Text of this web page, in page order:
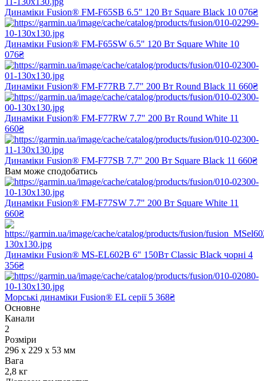
Динаміки Fusion® FM-F65SB 6.5" 120 Вт Square Black 10 076₴
Динаміки Fusion® FM-F65SW 6.5" 120 Вт Square White 10
076₴
Динаміки Fusion® FM-F77RB 7.7" 200 Вт Round Black 11 660₴
Динаміки Fusion® FM-F77RW 7.7" 200 Вт Round White 11
660₴
Динаміки Fusion® FM-F77SB 7.7" 200 Вт Square Black 11 660₴
Вам може сподобатись
Динаміки Fusion® FM-F77SW 7.7" 200 Вт Square White 11
660₴
Динаміки Fusion® MS-EL602B 6" 150Вт Classic Black чорні 4
356₴
Морські динаміки Fusion® EL серії 5 368₴
Основне
Канали
2
Розміри
296 x 229 x 53 мм
Вага
2,8 кг